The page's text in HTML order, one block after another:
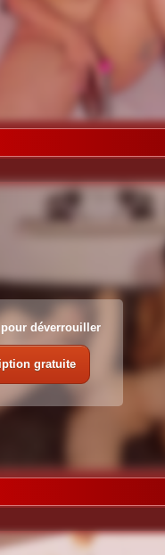
déverrouiller
gratuite